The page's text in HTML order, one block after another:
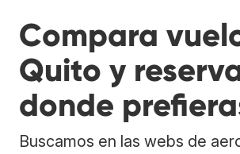
Compara
Quito y
donde
Buscamos en las webs de